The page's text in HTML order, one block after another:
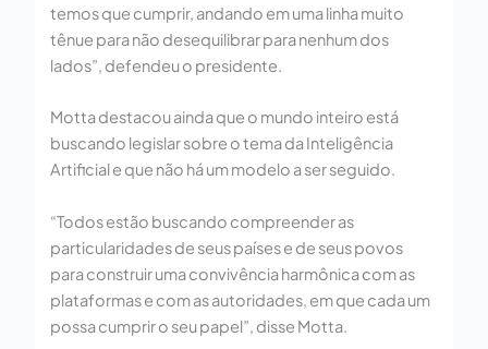
temos que cumprir, andando em uma linha muito
tênue para não desequilibrar para nenhum dos
lados”, defendeu o presidente.
Motta destacou ainda que o mundo inteiro está
buscando legislar sobre o tema da Inteligência
Artificial e que não há um modelo a ser seguido.
“Todos estão buscando compreender as
particularidades de seus países e de seus povos
para construir uma convivência harmônica com as
plataformas e com as autoridades, em que cada um
possa cumprir o seu papel”, disse Motta.